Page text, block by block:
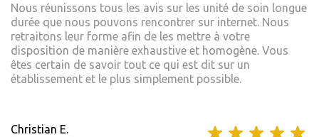
Nous réunissons tous les avis sur les unité de soin longue
durée que nous pouvons rencontrer sur internet. Nous
retraitons leur forme afin de les mettre à votre
disposition de manière exhaustive et homogène. Vous
êtes certain de savoir tout ce qui est dit sur un
établissement et le plus simplement possible.
Christian E.